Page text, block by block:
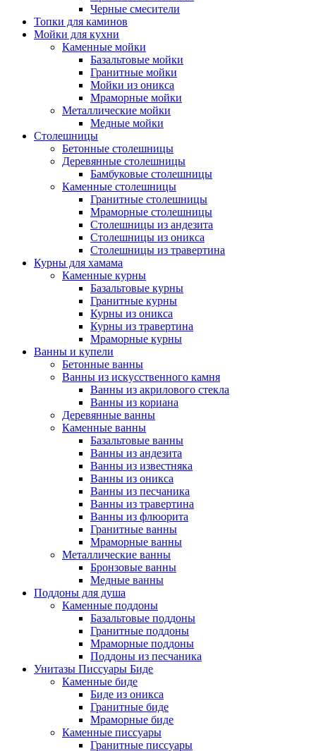
Черные смесители
Топки для каминов
Мойки для кухни
Каменные мойки
Базальтовые мойки
Гранитные мойки
Мойки из оникса
Мраморные мойки
Металлические мойки
Медные мойки
Столешницы
Бетонные столешницы
Деревянные столешницы
Бамбуковые столешницы
Каменные столешницы
Гранитные столешницы
Мраморные столешницы
Столешницы из андезита
Столешницы из оникса
Столешницы из травертина
Курны для хамама
Каменные курны
Базальтовые курны
Гранитные курны
Курны из оникса
Курны из травертина
Мраморные курны
Ванны и купели
Бетонные ванны
Ванны из искусственного камня
Ванны из акрилового стекла
Ванны из кориана
Деревянные ванны
Каменные ванны
Базальтовые ванны
Ванны из андезита
Ванны из известняка
Ванны из оникса
Ванны из песчаника
Ванны из травертина
Ванны из флюорита
Гранитные ванны
Мраморные ванны
Металлические ванны
Бронзовые ванны
Медные ванны
Поддоны для душа
Каменные поддоны
Базальтовые поддоны
Гранитные поддоны
Мраморные поддоны
Поддоны из песчаника
Унитазы Писсуары Биде
Каменные биде
Биде из оникса
Гранитные биде
Мраморные биде
Каменные писсуары
Гранитные писсуары